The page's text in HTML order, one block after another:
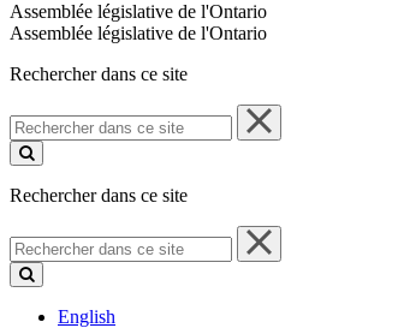
Assemblée législative de l'Ontario
Assemblée législative de l'Ontario
Rechercher dans ce site
Rechercher
dans
ce
Rechercher dans ce site
Rechercher
dans
ce
English